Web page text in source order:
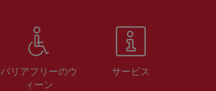
バリアフリーのウ
ィーン
サービス